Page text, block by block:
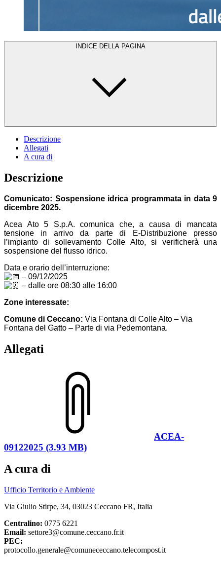
INDICE DELLA PAGINA
Descrizione
Allegati
A cura di
Descrizione
Comunicato: Sospensione idrica programmata in data 9
dicembre 2025.
Acea Ato 5 S.p.A. comunica che, a causa di mancata
tensione in arrivo da parte di E-Distribuzione presso
l’impianto di sollevamento Colle Alto, si verificherà una
sospensione del flusso idrico.
Data e orario dell’interruzione:
– 09/12/2025
– dalle ore 08:30 alle 16:00
Zone interessate:
Comune di Ceccano: Via Fontana di Colle Alto – Via
Fontana del Gatto – Parte di via Pedemontana.
Allegati
ACEA-
09122025 (3.93 MB)
A cura di
Ufficio Territorio e Ambiente
Via Giulio Stirpe, 34, 03023 Ceccano FR, Italia
Centralino: 0775 6221
Email: settore3@comune.ceccano.fr.it
PEC:
protocollo.generale@comunececcano.telecompost.it